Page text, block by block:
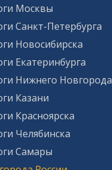
Москвы
Санкт-Петербурга
Новосибирска
Екатеринбурга
Нижнего Новгорода
Казани
Красноярска
Челябинска
Самары